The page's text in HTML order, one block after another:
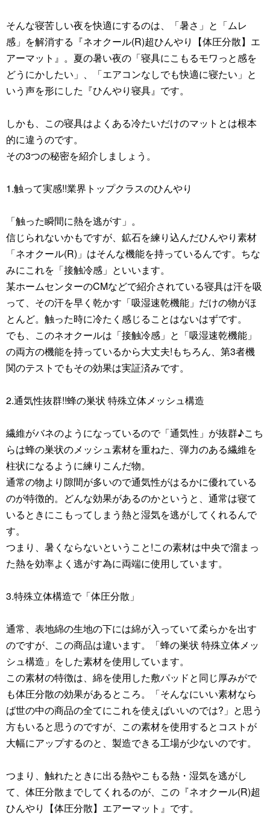
そんな寝苦しい夜を快適にするのは、「暑さ」と「ムレ
感」を解消する『ネオクール(R)超ひんやり【体圧分散】エ
アーマット』。夏の暑い夜の「寝具にこもるモワっと感を
どうにかしたい」、「エアコンなしでも快適に寝たい」と
いう声を形にした『ひんやり寝具』です。
しかも、この寝具はよくある冷たいだけのマットとは根本
的に違うのです。
その3つの秘密を紹介しましょう。
1.触って実感!!業界トップクラスのひんやり
「触った瞬間に熱を逃がす」。
信じられないかもですが、鉱石を練り込んだひんやり素材
「ネオクール(R)」はそんな機能を持っているんです。ちな
みにこれを「接触冷感」といいます。
某ホームセンターのCMなどで紹介されている寝具は汗を吸
って、その汗を早く乾かす「吸湿速乾機能」だけの物がほ
とんど。触った時に冷たく感じることはないはずです。
でも、このネオクールは「接触冷感」と「吸湿速乾機能」
の両方の機能を持っているから大丈夫!もちろん、第3者機
関のテストでもその効果は実証済みです。
2.通気性抜群!!蜂の巣状 特殊立体メッシュ構造
繊維がバネのようになっているので「通気性」が抜群♪こち
らは蜂の巣状のメッシュ素材を重ねた、弾力のある繊維を
柱状になるように練りこんだ物。
通常の物より隙間が多いので通気性がはるかに優れている
のが特徴的。どんな効果があるのかというと、通常は寝て
いるときにこもってしまう熱と湿気を逃がしてくれるんで
す。
つまり、暑くならないということ!この素材は中央で溜まっ
た熱を効率よく逃がす為に両端に使用しています。
3.特殊立体構造で「体圧分散」
通常、表地綿の生地の下には綿が入っていて柔らかを出す
のですが、この商品は違います。「蜂の巣状 特殊立体メッ
シュ構造」をした素材を使用しています。
この素材の特徴は、綿を使用した敷パッドと同じ厚みがで
も体圧分散の効果があるところ。「そんなにいい素材なら
ば世の中の商品の全てにこれを使えばいいのでは?」と思う
方もいると思うのですが、この素材を使用するとコストが
大幅にアップするのと、製造できる工場が少ないのです。
つまり、触れたときに出る熱やこもる熱・湿気を逃がし
て、体圧分散までしてくれるのが、この『ネオクール(R)超
ひんやり【体圧分散】エアーマット』です。